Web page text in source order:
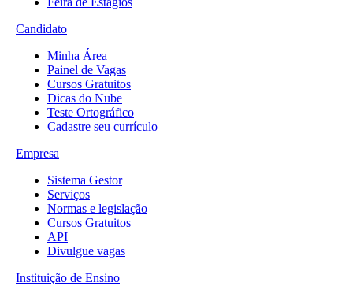
Candidato
Minha Área
Painel de Vagas
Cursos Gratuitos
Dicas do Nube
Teste Ortográfico
Cadastre seu currículo
Empresa
Sistema Gestor
Serviços
Normas e legislação
Cursos Gratuitos
API
Divulgue vagas
Instituição de Ensino